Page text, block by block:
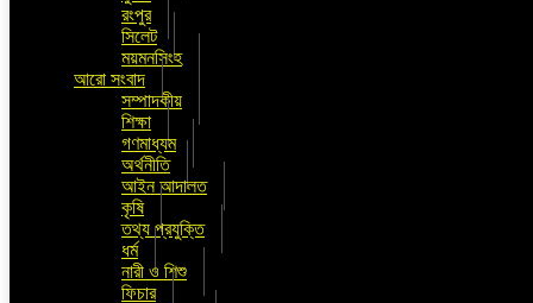
রংপুর
সিলেট
ময়মনসিংহ
আরো সংবাদ
সম্পাদকীয়
শিক্ষা
গণমাধ্যম
অর্থনীতি
আইন আদালত
কৃষি
তথ্য প্রযুক্তি
ধর্ম
নারী ও শিশু
ফিচার